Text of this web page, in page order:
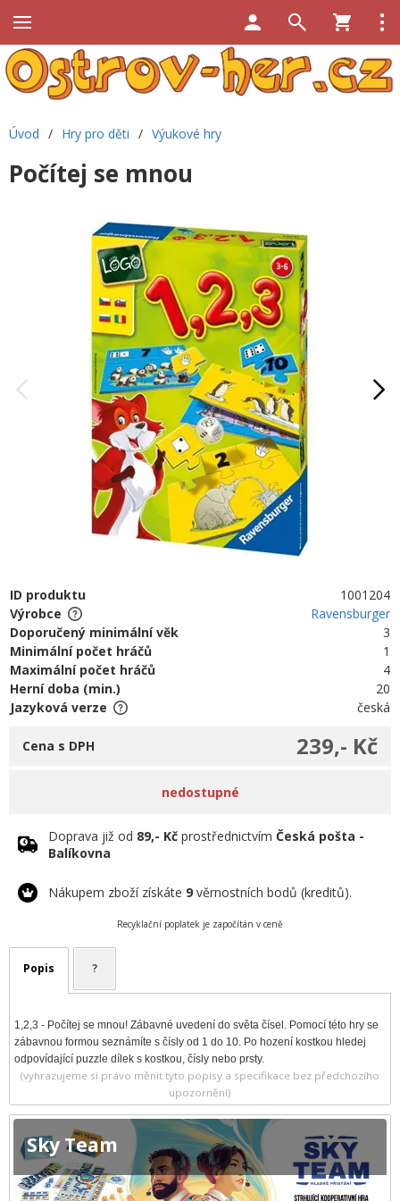
Úvod / Hry pro děti / Výukové hry
Počítej se mnou
ID produktu
1001204
Výrobce
Ravensburger
Doporučený minimální věk
3
Minimální počet hráčů
1
Maximální počet hráčů
4
Herní doba (min.)
20
Jazyková verze
česká
239,- Kč
Cena s DPH
nedostupné
Doprava již od 89,- Kč prostřednictvím Česká pošta -
Balíkovna
Nákupem zboží získáte 9 věrnostních bodů (kreditů).
Recyklační poplatek je započítán v ceně
Popis ?
1,2,3 - Počítej se mnou! Zábavné uvedení do světa čísel. Pomocí této hry se
zábavnou formou seznámíte s čísly od 1 do 10. Po hození kostkou hledej
odpovídající puzzle dílek s kostkou, čísly nebo prsty.
(vyhrazujeme si právo měnit tyto popisy a specifikace bez předchozího
upozornění)
Sky Team